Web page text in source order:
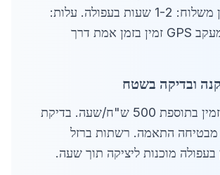
מקוררות. זמן משלוח: 1-2 שעות בעפולה. עלות:
300 ש"ח. מעקב GPS זמין בזמן אמת דרך
צוות התקנה זמין בתוספת 500 ש"ח/שעה. בדיקת
מבטיחה התאמה. רשתות ברזל
בעפולה מוכנות ליציקה תוך שעה.